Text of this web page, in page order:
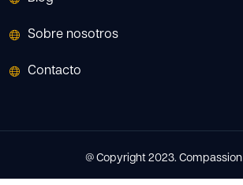
Sobre nosotros
Contacto
@ Copyright 2023. Compassion